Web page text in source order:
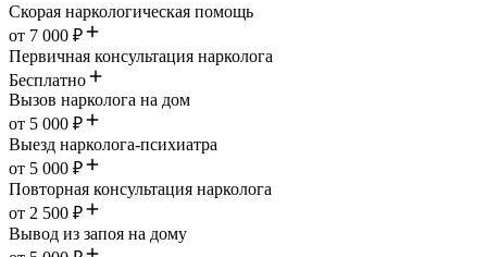
Скорая наркологическая помощь
от 7 000 ₽
Первичная консультация нарколога
Бесплатно
Вызов нарколога на дом
от 5 000 ₽
Выезд нарколога-психиатра
от 5 000 ₽
Повторная консультация нарколога
от 2 500 ₽
Вывод из запоя на дому